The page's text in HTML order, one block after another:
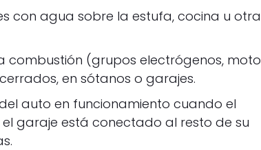
con agua sobre la estufa, cocina u otra
combustión (grupos electrógenos, moto
en sótanos o garajes.
auto en funcionamiento cuando el
garaje está conectado al resto de su